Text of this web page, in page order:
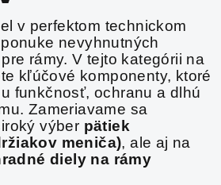
v perfektom technickom
nevyhnutných
rámy. V tejto kategórii na
kľúčové komponenty, ktoré
funkčnosť, ochranu a dlhú
Zameriavame sa
výber pätiek
meniča), ale aj na
diely na rámy